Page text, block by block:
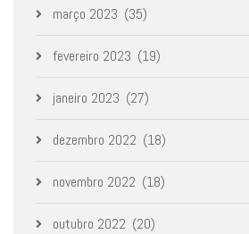
março 2023 (35)
fevereiro 2023 (19)
janeiro 2023 (27)
dezembro 2022 (18)
novembro 2022 (18)
outubro 2022 (20)